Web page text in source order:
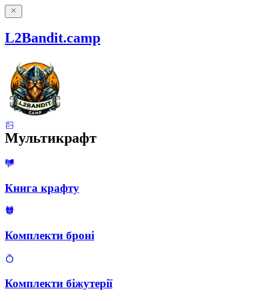
L2Bandit.camp
Мультикрафт
Книга крафту
Комплекти броні
Комплекти біжутерії